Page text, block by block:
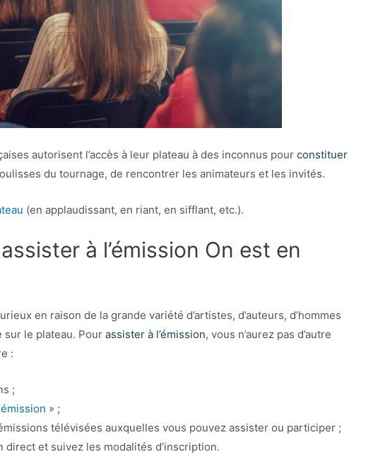
autorisent l’accès à leur plateau à des inconnus pour constituer
du tournage, de rencontrer les animateurs et les invités.
(en applaudissant, en riant, en sifflant, etc.).
à l’émission On est en
en raison de la grande variété d’artistes, d’auteurs, d’hommes
le plateau. Pour assister à l’émission, vous n’aurez pas d’autre
:
;
» ;
télévisées auxquelles vous pouvez assister ou participer ;
direct et suivez les modalités d’inscription.